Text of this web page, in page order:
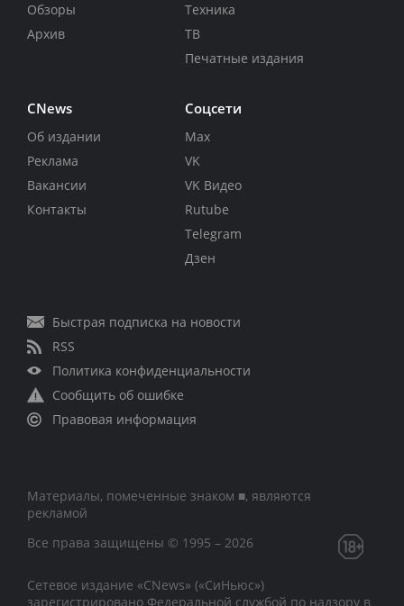
Обзоры
Архив
Техника
ТВ
Печатные издания
CNews
Об издании
Реклама
Вакансии
Контакты
Соцсети
Max
VK
VK Видео
Rutube
Telegram
Дзен
Быстрая подписка на новости
RSS
Политика конфиденциальности
Сообщить об ошибке
Правовая информация
Материалы, помеченные знаком ■, являются
рекламой
Все права защищены © 1995 – 2026
Сетевое издание «CNews» («СиНьюс»)
зарегистрировано Федеральной службой по надзору в